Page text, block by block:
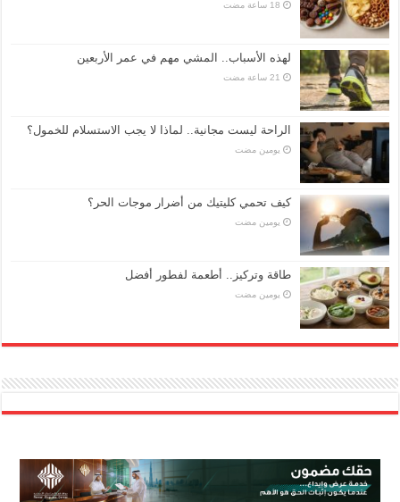
لهذه الأسباب.. المشي مهم في عمر الأربعين
الراحة ليست مجانية.. لماذا لا يجب الاستسلام للخمول؟
‏يومين مضت
كيف تحمي كليتيك من أضرار موجات الحر؟
‏يومين مضت
طاقة وتركيز.. أطعمة لفطور أفضل
‏يومين مضت